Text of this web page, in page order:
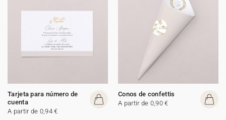
Tarjeta para número de
cuenta
A partir de 0,94 €
Conos de confettis
A partir de 0,90 €